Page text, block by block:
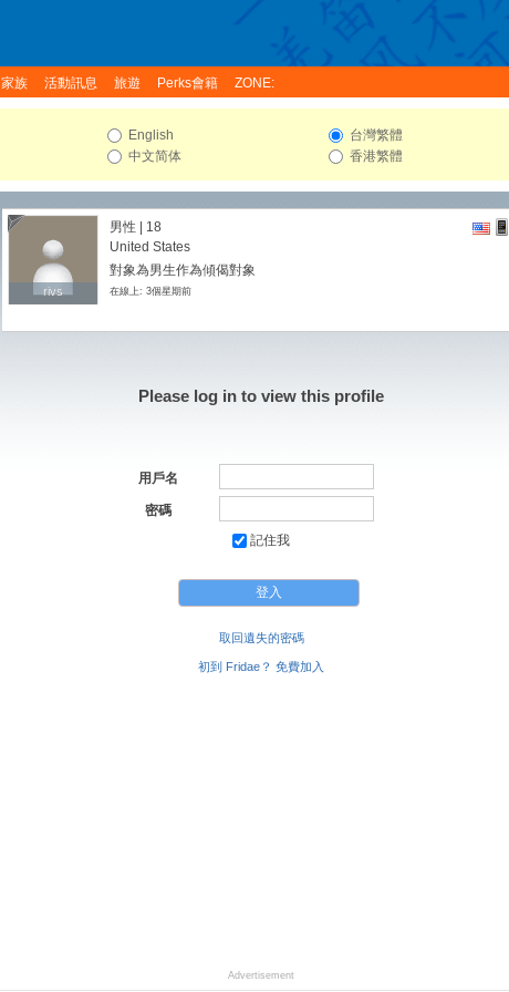
家族 活動訊息 旅遊 Perks會籍 ZONE:
English
中文简体
台灣繁體
香港繁體
rivs
rivs
男性 | 18
United States
對象為男生作為傾偈對象
在線上: 3個星期前
Please log in to view this profile
用戶名
密碼
記住我
取回遺失的密碼
初到 Fridae？ 免費加入
Advertisement